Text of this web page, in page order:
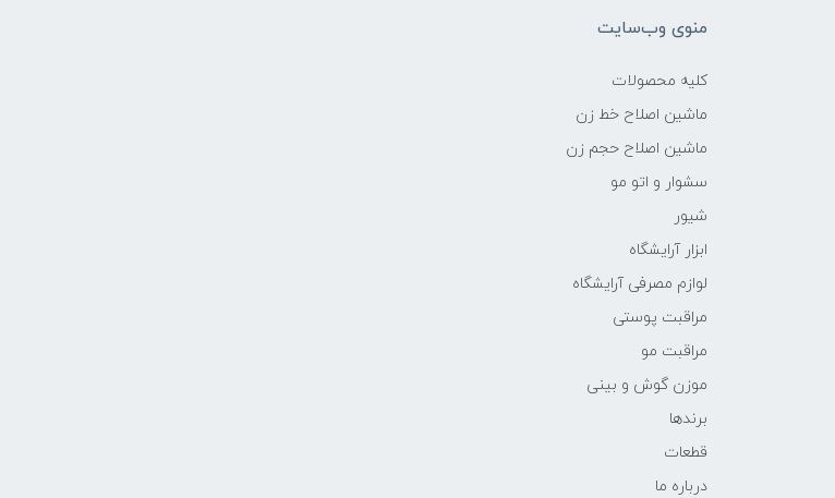
منوی وب‌سایت
کلیه محصولات
ماشین اصلاح خط زن
ماشین اصلاح حجم زن
سشوار و اتو مو
شیور
ابزار آرایشگاه
لوازم مصرفی آرایشگاه
مراقبت پوستی
مراقبت مو
موزن گوش و بینی
برندها
قطعات
درباره ما